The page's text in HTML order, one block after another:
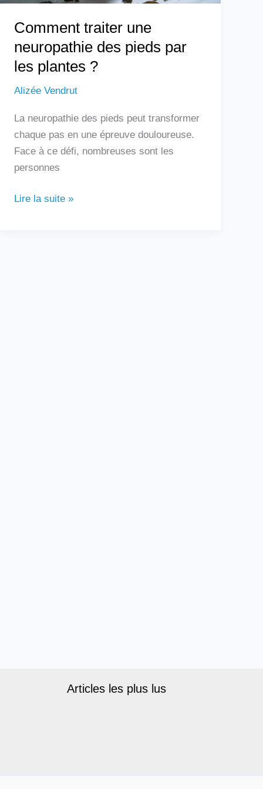
Comment traiter une
neuropathie des pieds par
les plantes ?
Alizée Vendrut
La neuropathie des pieds peut transformer
chaque pas en une épreuve douloureuse.
Face à ce défi, nombreuses sont les
personnes
Lire la suite »
Articles les plus lus